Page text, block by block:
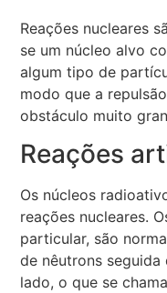
Reações nucleares
se um núcleo alvo
algum tipo de
modo que a
obstáculo muito
Reações
Os núcleos
reações nucleares.
particular, são
de nêutrons
lado, o que se